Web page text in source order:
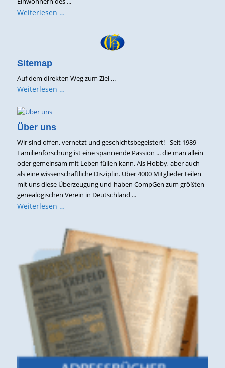
Weiterlesen …
Sitemap
Auf dem direkten Weg zum Ziel ...
Weiterlesen …
Über uns
Wir sind offen, vernetzt und geschichtsbegeistert! - Seit 1989 -
Familienforschung ist eine spannende Passion ... die man allein
oder gemeinsam mit Leben füllen kann. Als Hobby, aber auch
als eine wissenschaftliche Disziplin. Über 4000 Mitglieder teilen
mit uns diese Überzeugung und haben CompGen zum größten
genealogischen Verein in Deutschland ...
Weiterlesen …